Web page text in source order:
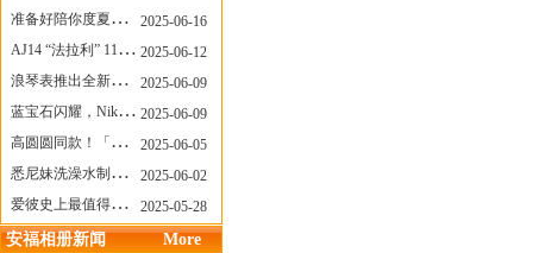
准备好陪你度夏，nanamica x Suicoke 新联名来了
2025-06-16
AJ14 “法拉利” 11年后回归，红色超跑气场全开
2025-06-12
浪琴表推出全新先行者系列祖鲁时间1925腕表
2025-06-09
蓝宝石闪耀，Nike Air Max DN8 华丽变身
2025-06-09
高圆圆同款！「赤足New Balance」新联名曝光，铺货了
2025-06-05
悉尼妹洗澡水制成肥皂开启售卖！男粉：这肥皂能吃吗？
2025-06-02
爱彼史上最值得看的大展！揭秘150年传奇制表背后
2025-05-28
安福相册新闻 More